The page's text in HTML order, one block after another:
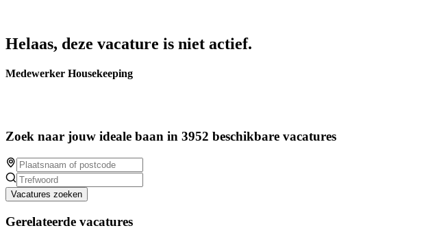
Helaas, deze vacature is niet actief.
Medewerker Housekeeping
Zoek naar jouw ideale baan in 3952 beschikbare vacatures
Vacatures zoeken
Gerelateerde vacatures